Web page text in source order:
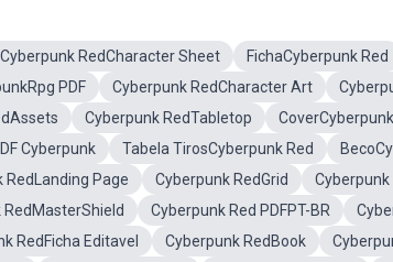
Cyberpunk RedCharacter Sheet
FichaCyberpunk Red
PDF Cyberpunk RedCharacter Art
Cyberpunk RedTabletop
Cyberpunk Tabela TirosCyberpunk Red
RedLanding Page Cyberpunk RedGrid Cyberpunk
RedMasterShield Cyberpunk Red PDFPT-BR
RedFicha Editavel Cyberpunk RedBook